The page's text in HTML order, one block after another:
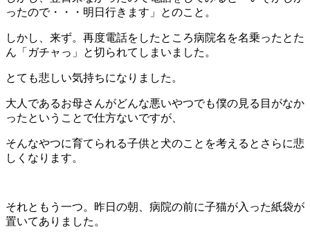
ったので・・・明日行きます」とのこと。
しかし、来ず。再度電話をしたところ病院名を名乗ったとた
ん「ガチャっ」と切られてしまいました。
とても悲しい気持ちになりました。
大人であるお母さんがどんな悪いやつでも僕の見る目がなか
ったということで仕方ないですが、
そんなやつに育てられる子供と犬のことを考えるとさらに悲
しくなります。
それともう一つ。昨日の朝、病院の前に子猫が入った紙袋が
置いてありました。